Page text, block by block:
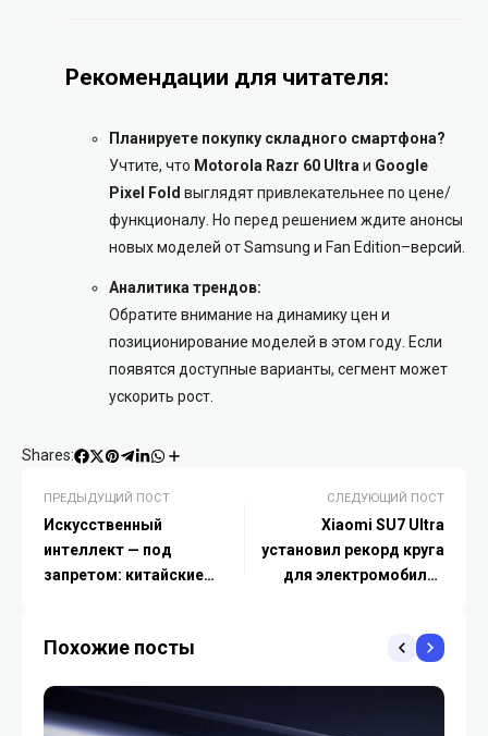
Рекомендации для читателя:
Планируете покупку складного смартфона?
Учтите, что Motorola Razr 60 Ultra и Google
Pixel Fold выглядят привлекательнее по цене/
функционалу. Но перед решением ждите анонсы
новых моделей от Samsung и Fan Edition–версий.
Аналитика трендов:
Обратите внимание на динамику цен и
позиционирование моделей в этом году. Если
появятся доступные варианты, сегмент может
ускорить рост.
Shares:
ПРЕДЫДУЩИЙ ПОСТ
Искусственный
интеллект — под
запретом: китайские
распознавание
во время экзамена гаокао
СЛЕДУЮЩИЙ ПОСТ
Xiaomi SU7 Ultra
установил рекорд круга
для электромобилей
Нордшляйфе — 7:04,957
Похожие посты